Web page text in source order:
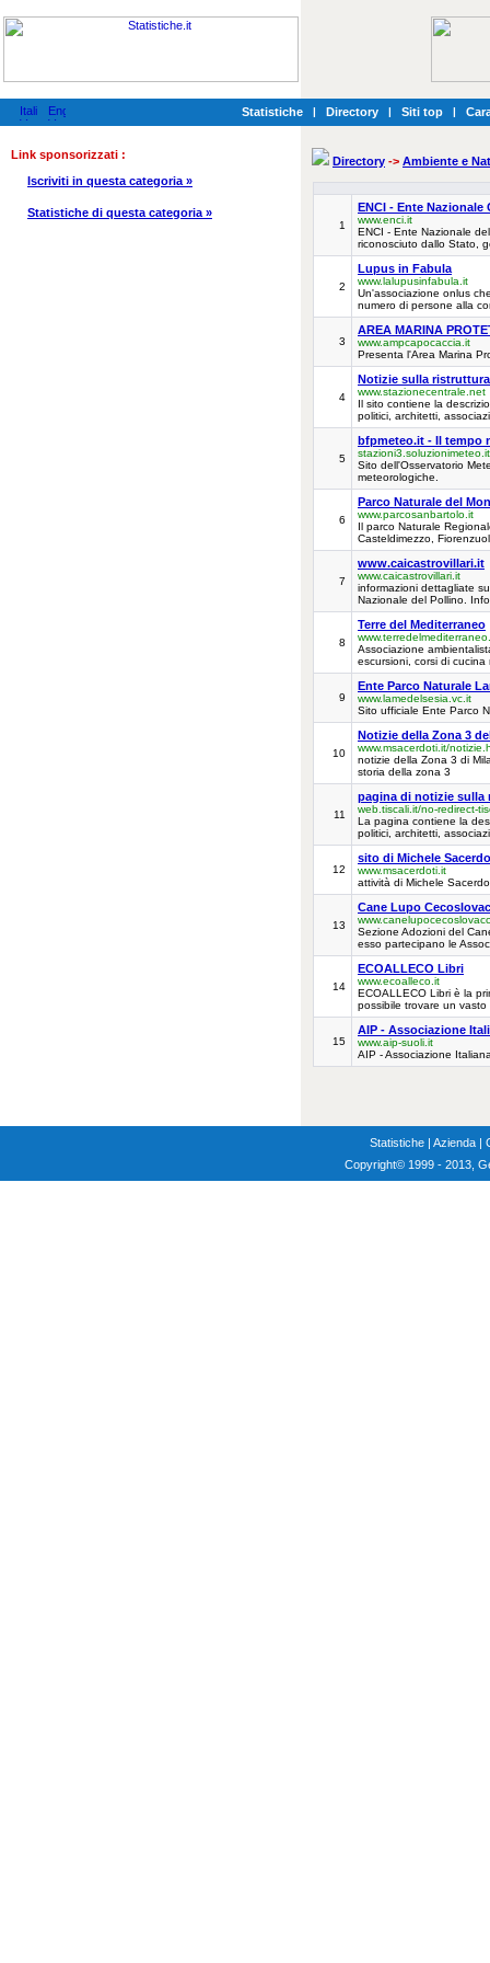
Statistiche | Directory | Siti top |
Link sponsorizzati :
Iscriviti in questa categoria »
Statistiche di questa categoria »
Directory -> Ambiente e
1
ENCI - Ente Nazionale
www.enci.it
ENCI - Ente Nazionale
riconosciuto dallo Stato,
2
Lupus in Fabula
www.lalupusinfabula.it
Un'associazione onlus
numero di persone alla
3
AREA MARINA
www.ampcapocaccia.it
Presenta l'Area Marina
4
Notizie sulla
www.stazionecentrale.net
Il sito contiene la
politici, architetti,
5
bfpmeteo.it - Il tempo
Sito dell'Osservatorio
meteorologiche.
6
Parco Naturale del
www.parcosanbartolo.it
Il parco Naturale
Casteldimezzo,
7
www.caicastrovillari.it
www.caicastrovillari.it
informazioni dettagliate
Nazionale del Pollino.
8
Terre del Mediterraneo
Associazione
escursioni, corsi di
9
Ente Parco Naturale
www.lamedelsesia.vc.it
Sito ufficiale Ente Parco
10
Notizie della Zona 3
www.msacerdoti.it/
notizie della Zona 3 di
storia della zona 3
11
pagina di notizie sulla
web.tiscali.it/no-redirect-
La pagina contiene la
politici, architetti,
12
sito di Michele
www.msacerdoti.it
attività di Michele
13
Cane Lupo
Sezione Adozioni del
esso partecipano le
14
ECOALLECO Libri
www.ecoalleco.it
ECOALLECO Libri è la
possibile trovare un
15
AIP - Associazione
www.aip-suoli.it
AIP - Associazione
Statistiche | Azienda |
Copyright© 1999 - 2013,